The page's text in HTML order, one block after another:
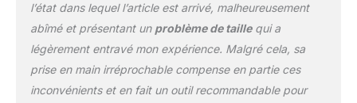
l’état dans lequel l’article est arrivé, malheureusement
abîmé et présentant un problème de taillequi a
légèrement entravé mon expérience. Malgré cela, sa
prise en main irréprochable compense en partie ces
inconvénients et en fait un outil recommandable pour